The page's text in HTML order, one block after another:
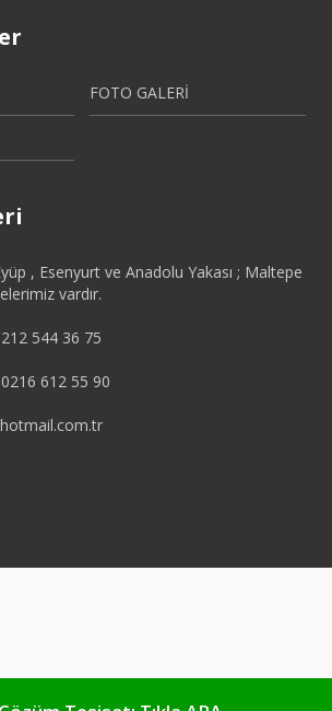
FOTO GALERİ
, Esenyurt ve Anadolu Yakası ; Maltepe
vardır.
544 36 75
612 55 90